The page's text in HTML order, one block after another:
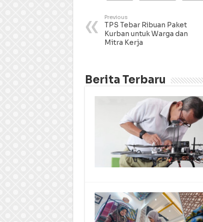
Previous
TPS Tebar Ribuan Paket
Kurban untuk Warga dan
Mitra Kerja
Berita Terbaru